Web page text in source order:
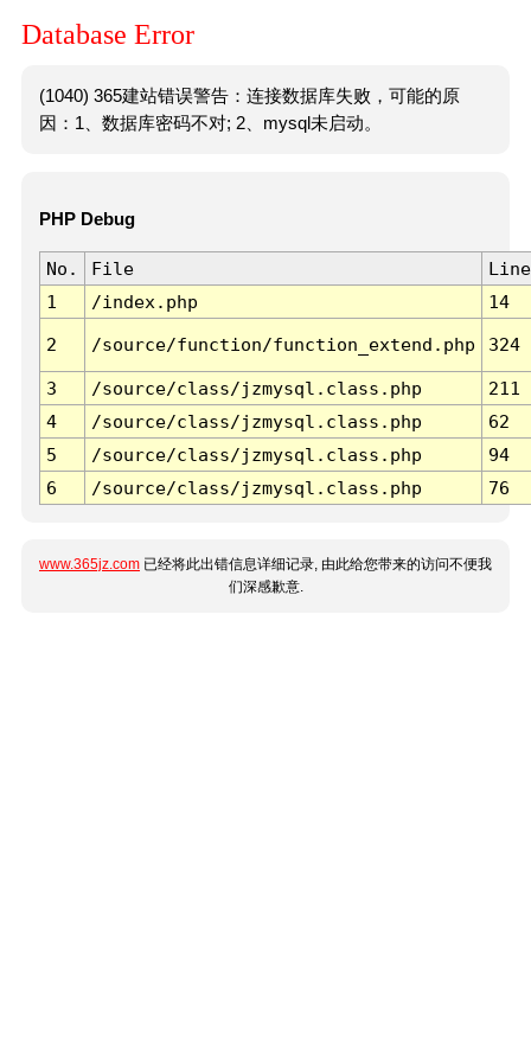
Database Error
(1040) 365建站错误警告：连接数据库失败，可能的原
因：1、数据库密码不对; 2、mysql未启动。
PHP Debug
No. File
Line
1
/index.php 14
2 /source/function/function_extend.php 324
3 /source/class/jzmysql.class.php
211
4
/source/class/jzmysql.class.php
62
5
/source/class/jzmysql.class.php
94
6
/source/class/jzmysql.class.php 76
www.365jz.com 已经将此出错信息详细记录, 由此给您带来的访问不便我
们深感歉意.